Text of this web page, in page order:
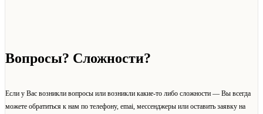
Вопросы? Сложности?
Если у Вас возникли вопросы или возникли какие-то либо сложности — Вы всегда
можете обратиться к нам по телефону, emai, мессенджеры или оставить заявку на